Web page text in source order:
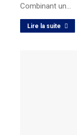
Combinant un…
Lire la suite